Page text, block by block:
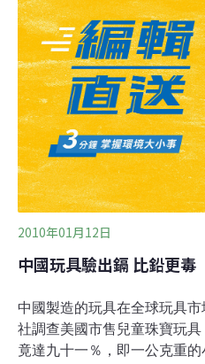
回加拿大的130萬個杯子。
暴露於鎘，會導致不利健康
引起骨骼軟化和嚴重的腎臟
可能落到兒童手上，兒童不
進入人體。鎘能製造顏料中
料中某種色素含鎘，「非常
落」。CPSC發言人伍佛森
脫落鎘的數量，只說稍微超
但遠低於先
2010年01月12日
中國玩具驗出鎘 比鉛更毒
中國製造的玩具在全球玩具
社調查美國市售兒童珠寶玩
竟達九十一％，即一公克重